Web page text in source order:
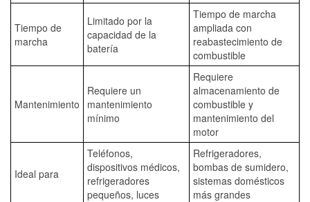
Tiempo de
marcha
Limitado por la
capacidad de la
batería
Tiempo de marcha
ampliada con
reabastecimiento de
combustible
Mantenimiento
Requiere un
mantenimiento
mínimo
Requiere
almacenamiento de
combustible y
mantenimiento del
motor
Ideal para
Teléfonos,
dispositivos médicos,
refrigeradores
pequeños, luces
Refrigeradores,
bombas de sumidero,
sistemas domésticos
más grandes